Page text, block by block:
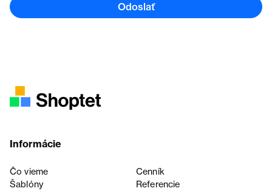
Odoslať
Informácie
Čo vieme
Cenník
Šablóny
Referencie